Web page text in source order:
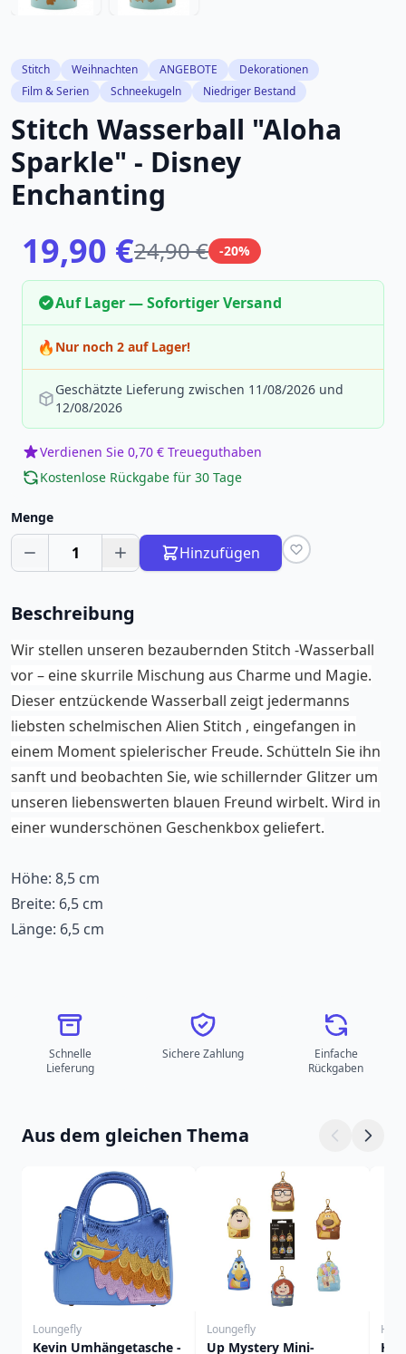
Stitch Weihnachten ANGEBOTE
Dekorationen
Film & Serien
Schneekugeln Niedriger Bestand
Stitch Wasserball "Aloha
Sparkle" - Disney
Enchanting
19,90 €24,90 € -20%
Auf Lager — Sofortiger Versand
🔥 Nur noch 2 auf Lager!
Geschätzte Lieferung zwischen 11/08/2026 und
12/08/2026
Verdienen Sie 0,70 € Treueguthaben
Kostenlose Rückgabe für 30 Tage
Menge
1 Hinzufügen
Beschreibung
Wir stellen unseren bezaubernden Stitch -Wasserball
vor – eine skurrile Mischung aus Charme und Magie.
Dieser entzückende Wasserball zeigt jedermanns
liebsten schelmischen Alien Stitch , eingefangen in
einem Moment spielerischer Freude. Schütteln Sie ihn
sanft und beobachten Sie, wie schillernder Glitzer um
unseren liebenswerten blauen Freund wirbelt. Wird in
einer wunderschönen Geschenkbox geliefert.
Höhe: 8,5 cm
Breite: 6,5 cm
Länge: 6,5 cm
Schnelle
Lieferung
Sichere Zahlung
Einfache
Rückgaben
Aus dem gleichen Thema
Loungefly
Kevin Umhängetasche -
Loungefly
Up Mystery Mini-